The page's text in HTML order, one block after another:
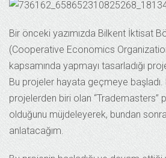
Bir önceki yazımızda Bilkent İktisat
(Cooperative Economics
kapsamında yapmayı tasarladığı
Bu projeler hayata geçmeye başladı.
projelerden biri olan “Trademasters”
olduğunu müjdeleyerek, bundan
anlatacağım.